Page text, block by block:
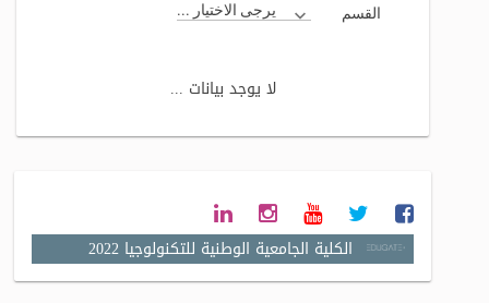
القسم يرجى الاختيار ...
لا يوجد بيانات ...
الكلية الجامعية الوطنية للتكنولوجيا 2022